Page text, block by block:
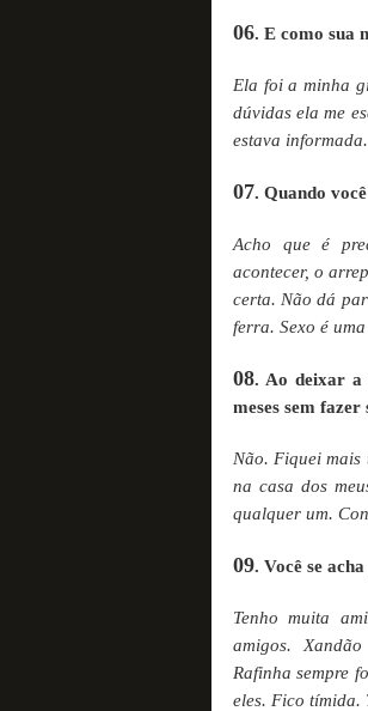
06. E como sua
Ela foi a minha
dúvidas ela me
estava informada.
07. Quando
Acho que é
acontecer, o
certa. Não dá
ferra. Sexo é
08. Ao deixar a
meses sem
Não. Fiquei mais
na casa dos
qualquer um.
09. Você se
Tenho muita
amigos.
Rafinha sempre
eles. Fico tímida.